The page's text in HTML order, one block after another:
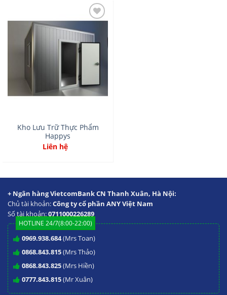
Add
to
Kho Lưu Trữ Thực Phẩm
Happys
Liên hệ
+ Ngân hàng VietcomBank CN Thanh Xuân, Hà Nội:
Chủ tài khoản:Công ty cổ phần ANY Việt Nam
Số tài khoản:0711000226289
HOTLINE 24/7(8:00-22:00)
0969.938.684(Mrs Toan)
0868.843.815(Mrs Thảo)
0868.843.825(Mrs Hiền)
0777.843.815(Mr Xuân)